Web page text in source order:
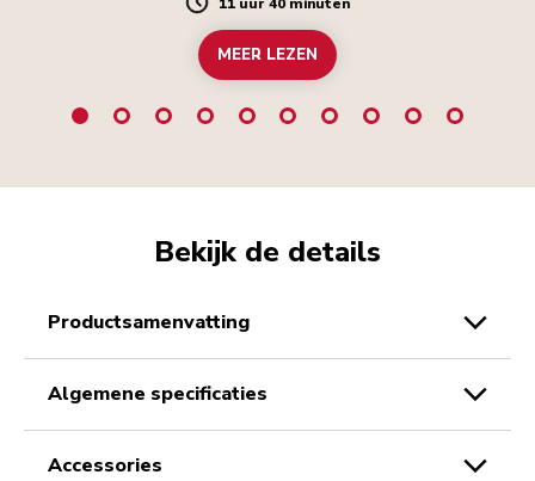
Duration
MEER LEZEN
Bekijk de details
productsamenvatting
algemene specificaties
accessories